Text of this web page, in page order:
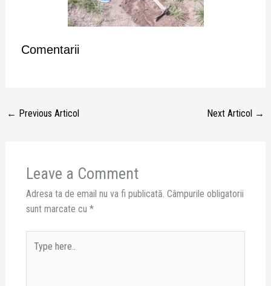
Comentarii
← Previous Articol Next Articol →
Leave a Comment
Adresa ta de email nu va fi publicată. Câmpurile obligatorii
sunt marcate cu *
here..